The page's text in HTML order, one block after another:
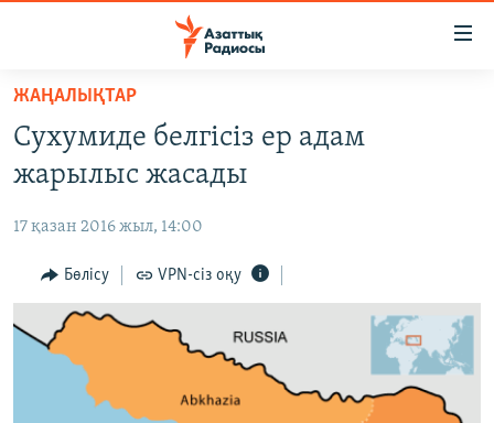
Skip
main
content
to
Navigation
Skip
to
САЯСАТ
AZATTYQTV
ҚАҢТАР ОҚИҒАСЫ
АДАМ ҚҰҚЫҚТАРЫ
ӘЛЕУМЕТ
ӘЛЕМ
АРНАЙЫ ЖОБАЛАР
ЖАҢАЛЫҚТАР
Сухумиде белгісіз ер адам
жарылыс жасады
17 қазан 2016 жыл, 14:00
Бөлісу VPN-сіз оқу